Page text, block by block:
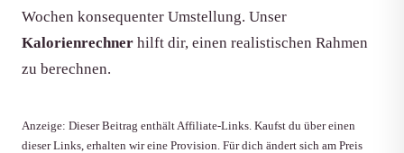
Wochen konsequenter Umstellung. Unser
Kalorienrechner hilft dir, einen realistischen Rahmen
zu berechnen.
Anzeige: Dieser Beitrag enthält Affiliate-Links. Kaufst du über einen
dieser Links, erhalten wir eine Provision. Für dich ändert sich am Preis